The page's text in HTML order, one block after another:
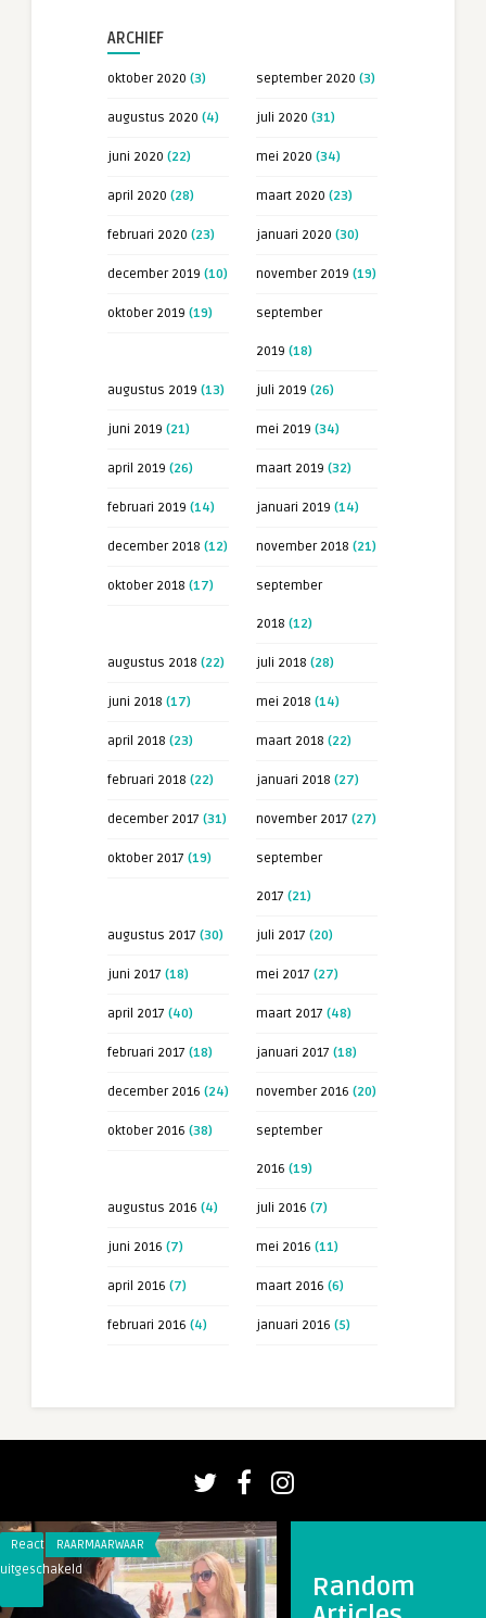
ARCHIEF
oktober 2020 (3) september 2020 (3)
augustus 2020 (4) juli 2020 (31)
juni 2020 (22) mei 2020 (34)
april 2020 (28) maart 2020 (23)
februari 2020 (23) januari 2020 (30)
december 2019 (10) november 2019 (19)
oktober 2019 (19) september
2019 (18)
augustus 2019 (13) juli 2019 (26)
juni 2019 (21) mei 2019 (34)
april 2019 (26) maart 2019 (32)
februari 2019 (14) januari 2019 (14)
december 2018 (12) november 2018 (21)
oktober 2018 (17) september
2018 (12)
augustus 2018 (22) juli 2018 (28)
juni 2018 (17) mei 2018 (14)
april 2018 (23) maart 2018 (22)
februari 2018 (22) januari 2018 (27)
december 2017 (31) november 2017 (27)
oktober 2017 (19) september
2017 (21)
augustus 2017 (30) juli 2017 (20)
juni 2017 (18) mei 2017 (27)
april 2017 (40) maart 2017 (48)
februari 2017 (18) januari 2017 (18)
december 2016 (24) november 2016 (20)
oktober 2016 (38) september
2016 (19)
augustus 2016 (4) juli 2016 (7)
juni 2016 (7) mei 2016 (11)
april 2016 (7) maart 2016 (6)
februari 2016 (4) januari 2016 (5)
Random
Reacties
uitgeschakeld
RAARMAARWAAR
voor